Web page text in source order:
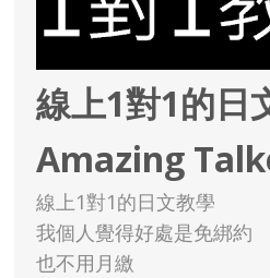
線上1對1的日
Amazing
線上1對1的日文教學
我個人覺得好處是免綁約
也不用月繳